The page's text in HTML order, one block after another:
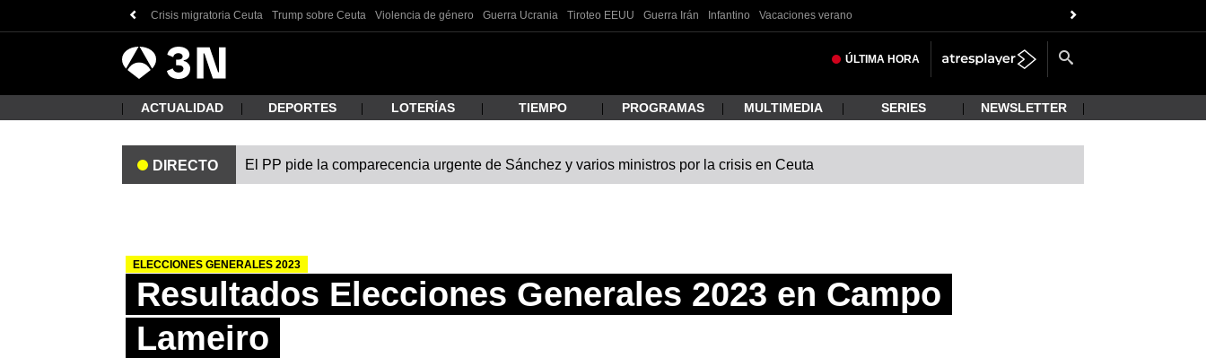
Crisis migratoria Ceuta Trump sobre Ceuta Violencia de género Guerra Ucrania Tiroteo EEUU Guerra Irán Infantino Vacaciones verano
3
Noticias ÚLTIMA HORA
ACTUALIDAD DEPORTES LOTERÍAS TIEMPO PROGRAMAS MULTIMEDIA SERIES NEWSLETTER
DIRECTO El PP pide la comparecencia urgente de Sánchez y varios ministros por la crisis en Ceuta
ELECCIONES GENERALES 2023
Resultados Elecciones Generales 2023 en Campo
Lameiro